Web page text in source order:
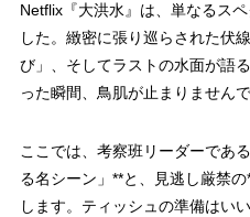
Netflix『大洪水』は、単なるス
した。緻密に張り巡らされた伏
び」 、そしてラストの水面が語
った瞬間、鳥肌が止まりません
ここでは、考察班リーダーであ
る名シーン」**と、見逃し厳禁
します。ティッシュの準備はい